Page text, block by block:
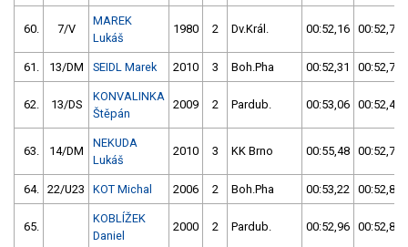
60. 7/V
MAREK
Lukáš
1980 2 Dv.Král. 00:52,16 00:52,74
61. 13/DM SEIDL Marek 2010 3 Boh.Pha 00:52,31 00:52,72
62. 13/DS
KONVALINKA
Štěpán
2009 2 Pardub. 00:53,06 00:52,44
63. 14/DM
NEKUDA
Lukáš
2010 3 KK Brno 00:55,48 00:52,73
64. 22/U23 KOT Michal 2006 2 Boh.Pha 00:53,22 00:52,80
65.
KOBLÍŽEK
Daniel
2000 2 Pardub. 00:52,96 00:52,86